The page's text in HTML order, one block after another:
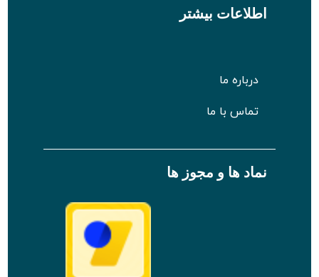
اطلاعات بیشتر
درباره ما
تماس با ما
نماد ها و مجوز ها